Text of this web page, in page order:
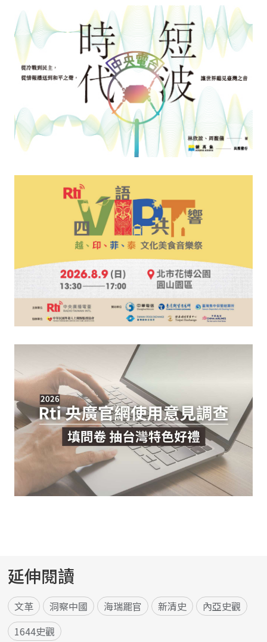
延伸閱讀
文革 洞察中國 海瑞罷官 新清史
內亞史觀
1644史觀